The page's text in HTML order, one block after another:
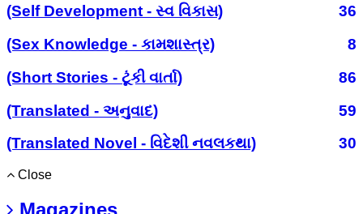
(Self Development - સ્વ વિકાસ)
36
(Sex Knowledge - કામશાસ્ત્ર)
8
(Short Stories - ટૂંકી વાર્તા)
86
(Translated - અનુવાદ)
59
(Translated Novel - વિદેશી નવલકથા)
30
Close
Magazines